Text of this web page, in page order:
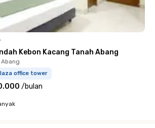
Kebon Kacang Tanah Abang
Abang
office tower
/bulan